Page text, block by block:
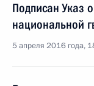
Подписан Указ
национальной
5 апреля 2016 года,